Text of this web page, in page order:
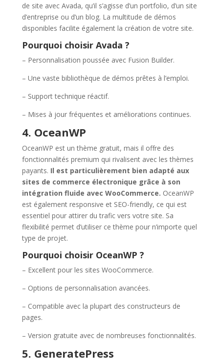
de site avec Avada, qu’il s’agisse d’un portfolio, d’un site
d’entreprise ou d’un blog. La multitude de démos
disponibles facilite également la création de votre site.
Pourquoi choisir Avada ?
– Personnalisation poussée avec Fusion Builder.
– Une vaste bibliothèque de démos prêtes à l’emploi.
– Support technique réactif.
– Mises à jour fréquentes et améliorations continues.
4. OceanWP
OceanWP est un thème gratuit, mais il offre des
fonctionnalités premium qui rivalisent avec les thèmes
payants. Il est particulièrement bien adapté aux
sites de commerce électronique grâce à son
intégration fluide avec WooCommerce. OceanWP
est également responsive et SEO-friendly, ce qui est
essentiel pour attirer du trafic vers votre site. Sa
flexibilité permet d’utiliser ce thème pour n’importe quel
type de projet.
Pourquoi choisir OceanWP ?
– Excellent pour les sites WooCommerce.
– Options de personnalisation avancées.
– Compatible avec la plupart des constructeurs de
pages.
– Version gratuite avec de nombreuses fonctionnalités.
5. GeneratePress